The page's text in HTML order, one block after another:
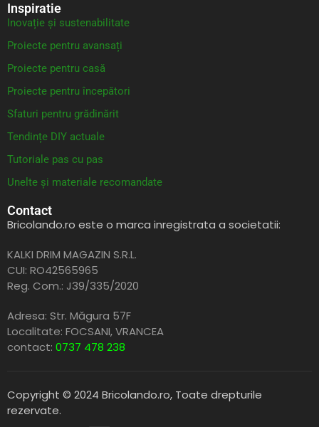
Inspiratie
Inovație și sustenabilitate
Proiecte pentru avansați
Proiecte pentru casă
Proiecte pentru începători
Sfaturi pentru grădinărit
Tendințe DIY actuale
Tutoriale pas cu pas
Unelte și materiale recomandate
Contact
Bricolando.ro este o marca inregistrata a societatii:
KALKI DRIM MAGAZIN S.R.L.
CUI: RO42565965
Reg. Com.: J39/335/2020
Adresa: Str. Măgura 57F
Localitate: FOCSANI,VRANCEA
contact: 0737 478 238
Copyright © 2024 Bricolando.ro, Toate drepturile
rezervate.